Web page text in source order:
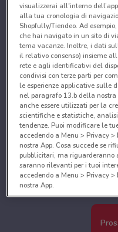
visualizzerai all'interno
alla tua cronologia di
Shopfully/Tiendeo. Ad
che hai navigato in un sito di
tema vacanze. Inoltre, i dati
il relativo consenso) insieme
rete e agli identificativi del
condivisi con terze parti per
le esperienze applicative sulle
nel paragrafo 13.b della nostra
anche essere utilizzati per la
scientifiche e statistiche,
tendenze. Puoi modificare le
accedendo a Menu > Privacy
nostra App. Cosa succede se
pubblicitari, ma riguarderanno
saranno rilevanti per i tuoi
accedendo a Menu > Privacy
nostra App.
Noi e i nostri partner
Utilizzare dati di
caratteristiche del dispositivo